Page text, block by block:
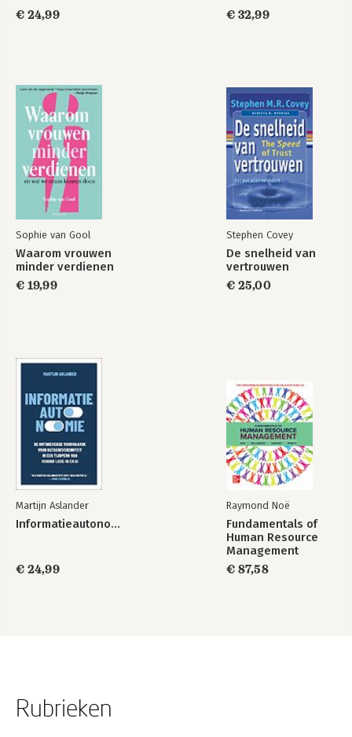
€ 24,99
€ 32,99
Sophie van Gool
Waarom vrouwen
minder verdienen
€ 19,99
Stephen Covey
De snelheid van
vertrouwen
€ 25,00
Martijn Aslander
Informatieautonomie
€ 24,99
Raymond Noë
Fundamentals of
Human Resource
Management
€ 87,58
Rubrieken